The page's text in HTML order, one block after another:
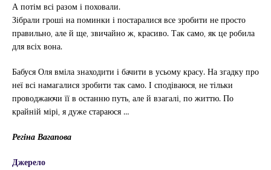
А потім всі разом і поховали.
Зібрали гроші на поминки і постаралися все зробити не просто
правильно, але й ще, звичайно ж, красиво. Так само, як це робила
для всіх вона.
Бабуся Оля вміла знаходити і бачити в усьому красу. На згадку про
неї всі намагалися зробити так само. І сподіваюся, не тільки
проводжаючи її в останню путь, але й взагалі, по життю. По
крайній мірі, я дуже стараюся …
Регіна Вагапова
Джерело